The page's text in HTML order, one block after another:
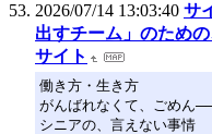
2026/07/14 13:03:40 サ
出すチーム」のため
サイト
働き方・生き方
がんばれなくて、ごめん
シニアの、言えない事情